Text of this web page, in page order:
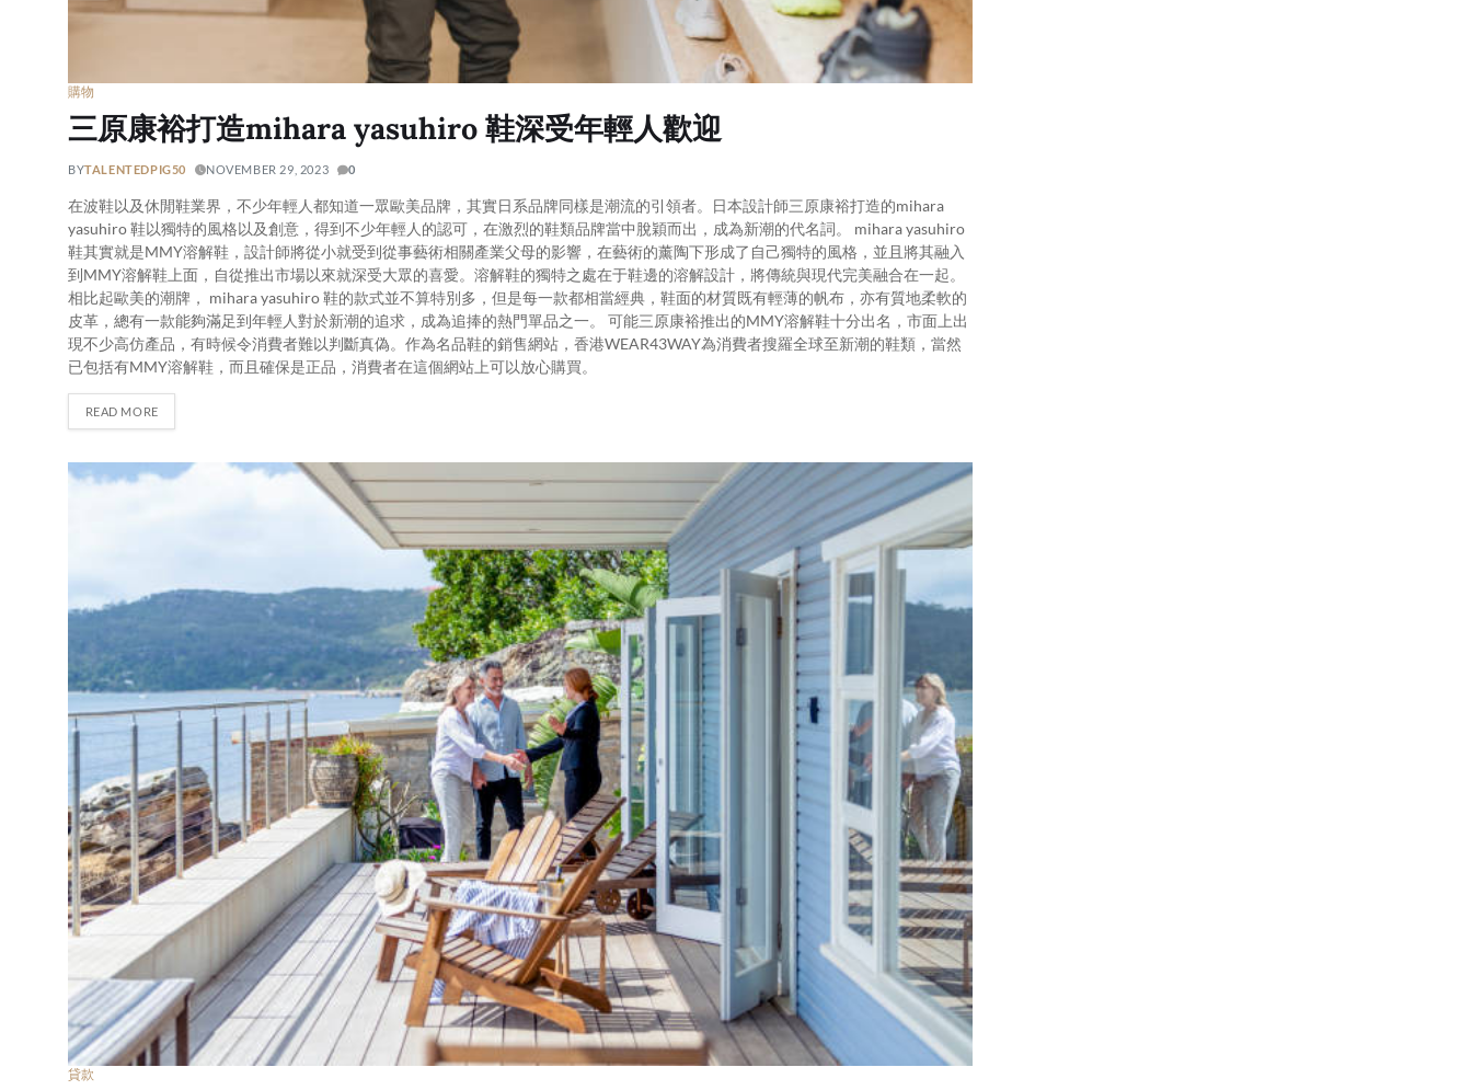
購物
三原康裕打造mihara yasuhiro 鞋深受年輕人歡迎
BYTALENTEDPIG50 NOVEMBER 29, 2023 0
在波鞋以及休閒鞋業界，不少年輕人都知道一眾歐美品牌，其實日系品牌同樣是潮流的引領者。日本設計師三原康裕打造的mihara
yasuhiro 鞋以獨特的風格以及創意，得到不少年輕人的認可，在激烈的鞋類品牌當中脫穎而出，成為新潮的代名詞。 mihara yasuhiro
鞋其實就是MMY溶解鞋，設計師將從小就受到從事藝術相關產業父母的影響，在藝術的薰陶下形成了自己獨特的風格，並且將其融入
到MMY溶解鞋上面，自從推出市場以來就深受大眾的喜愛。溶解鞋的獨特之處在于鞋邊的溶解設計，將傳統與現代完美融合在一起。
相比起歐美的潮牌， mihara yasuhiro 鞋的款式並不算特別多，但是每一款都相當經典，鞋面的材質既有輕薄的帆布，亦有質地柔軟的
皮革，總有一款能夠滿足到年輕人對於新潮的追求，成為追捧的熱門單品之一。 可能三原康裕推出的MMY溶解鞋十分出名，市面上出
現不少高仿產品，有時候令消費者難以判斷真偽。作為名品鞋的銷售網站，香港WEAR43WAY為消費者搜羅全球至新潮的鞋類，當然
已包括有MMY溶解鞋，而且確保是正品，消費者在這個網站上可以放心購買。
READ MORE
貸款